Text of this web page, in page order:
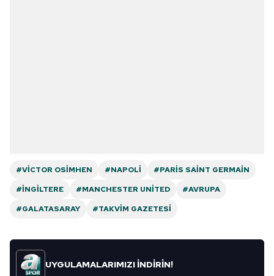
#VICTOR OSIMHEN #NAPOLI
#PARIS SAINT GERMAIN
#İNGILTERE
#MANCHESTER UNITED
#AVRUPA
#GALATASARAY
#TAKVIM GAZETESI
UYGULAMALARIMIZI İNDİRİN!